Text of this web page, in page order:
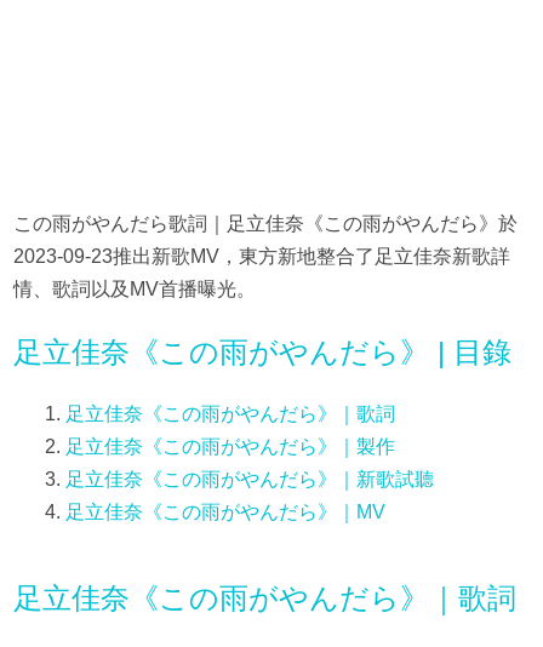
この雨がやんだら歌詞｜足立佳奈《この雨がやんだら》於
2023-09-23推出新歌MV，東方新地整合了足立佳奈新歌詳
情、歌詞以及MV首播曝光。
足立佳奈《この雨がやんだら》 | 目錄
足立佳奈《この雨がやんだら》｜歌詞
足立佳奈《この雨がやんだら》｜製作
足立佳奈《この雨がやんだら》｜新歌試聽
足立佳奈《この雨がやんだら》｜MV
足立佳奈《この雨がやんだら》｜歌詞